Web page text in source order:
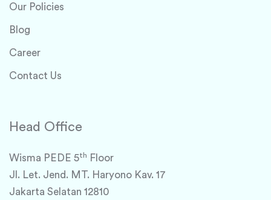
Our Policies
Blog
Career
Contact Us
Head Office
Wisma PEDE 5th
Floor
Jl. Let. Jend. MT. Haryono Kav. 17
Jakarta Selatan 12810